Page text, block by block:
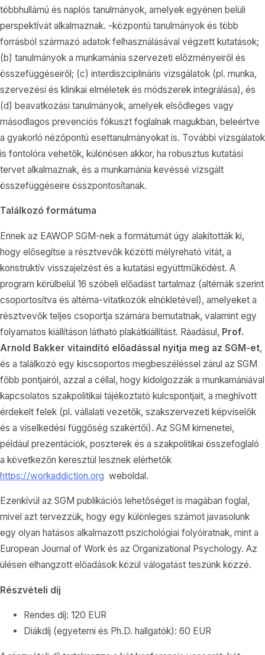
többhullámú és naplós tanulmányok, amelyek egyénen belüli
perspektívát alkalmaznak. -központú tanulmányok és több
forrásból származó adatok felhasználásával végzett kutatások;
(b) tanulmányok a munkamánia szervezeti előzményeiről és
összefüggéseiről; (c) interdiszciplináris vizsgálatok (pl. munka,
szervezési és klinikai elméletek és módszerek integrálása), és
(d) beavatkozási tanulmányok, amelyek elsődleges vagy
másodlagos prevenciós fókuszt foglalnak magukban, beleértve
a gyakorló nézőpontú esettanulmányokat is. További vizsgálatok
is fontolóra vehetők, különösen akkor, ha robusztus kutatási
tervet alkalmaznak, és a munkamánia kevéssé vizsgált
összefüggéseire összpontosítanak.
Találkozó formátuma
Ennek az EAWOP SGM-nek a formátumát úgy alakították ki,
hogy elősegítse a résztvevők közötti mélyreható vitát, a
konstruktív visszajelzést és a kutatási együttműködést. A
program körülbelül 16 szóbeli előadást tartalmaz (altémák szerint
csoportosítva és altéma-vitatkozók elnökletével), amelyeket a
résztvevők teljes csoportja számára bemutatnak, valamint egy
folyamatos kiállításon látható plakátkiállítást. Ráadásul, Prof.
Arnold Bakker vitaindító előadással nyitja meg az SGM-et,
és a találkozó egy kiscsoportos megbeszéléssel zárul az SGM
főbb pontjairól, azzal a céllal, hogy kidolgozzák a munkamániával
kapcsolatos szakpolitikai tájékoztató kulcspontjait, a meghívott
érdekelt felek (pl. vállalati vezetők, szakszervezeti képviselők
és a viselkedési függőség szakértői). Az SGM kimenetei,
például prezentációk, poszterek és a szakpolitikai összefoglaló
a következőn keresztül lesznek elérhetők
https://workaddiction.org weboldal.
Ezenkívül az SGM publikációs lehetőséget is magában foglal,
mivel azt tervezzük, hogy egy különleges számot javasolunk
egy olyan hatásos alkalmazott pszichológiai folyóiratnak, mint a
European Journal of Work és az Organizational Psychology. Az
ülésen elhangzott előadások közül válogatást teszünk közzé.
Részvételi díj
Rendes díj: 120 EUR
Diákdíj (egyetemi és Ph.D. hallgatók): 60 EUR